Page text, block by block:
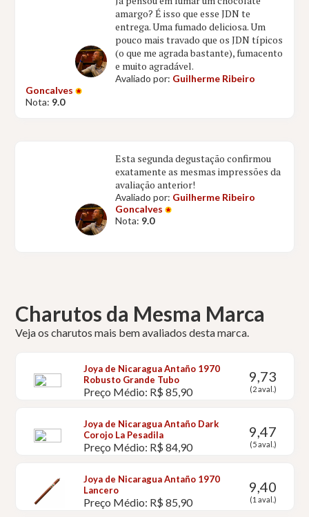
amargo? É isso que esse JDN te
entrega. Uma fumado deliciosa. Um
pouco mais travado que os JDN típicos
(o que me agrada bastante), fumacento
e muito agradável.
Avaliado por: Guilherme Ribeiro
Goncalves
Nota: 9.0
Esta segunda degustação confirmou
exatamente as mesmas impressões da
avaliação anterior!
Avaliado por: Guilherme Ribeiro
Goncalves
Nota: 9.0
Charutos da Mesma Marca
Veja os charutos mais bem avaliados desta marca.
Joya de Nicaragua Antaño 1970
Robusto Grande Tubo
Preço Médio: R$ 85,90
9,73
(2 aval.)
Joya de Nicaragua Antaño Dark
Corojo La Pesadila
Preço Médio: R$ 84,90
9,47
(5 aval.)
Joya de Nicaragua Antaño 1970
Lancero
Preço Médio: R$ 85,90
9,40
(1 aval.)